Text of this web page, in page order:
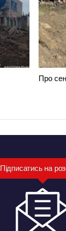
Про
Підписатись на